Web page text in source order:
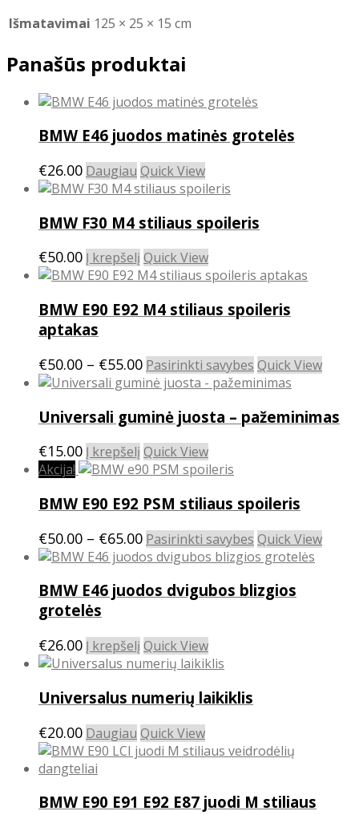
Išmatavimai 125 × 25 × 15 cm
Panašūs produktai
BMW E46 juodos matinės grotelės
€26.00 Daugiau Quick View
BMW F30 M4 stiliaus spoileris
€50.00 Į krepšelį Quick View
BMW E90 E92 M4 stiliaus spoileris
aptakas
€50.00 – €55.00Price
range:
through
€55.00
Pasirinkti savybes This
product
multiple
be
on
the
page
Quick View
Universali guminė juosta – pažeminimas
€15.00 Į krepšelį Quick View
Akcija!
BMW E90 E92 PSM stiliaus spoileris
€50.00 – €65.00Price
range:
through
Pasirinkti savybes This
product
multiple
product
Quick View
BMW E46 juodos dvigubos blizgios
grotelės
€26.00 Į krepšelį Quick View
Universalus numerių laikiklis
€20.00 Daugiau Quick View
BMW E90 E91 E92 E87 juodi M stiliaus